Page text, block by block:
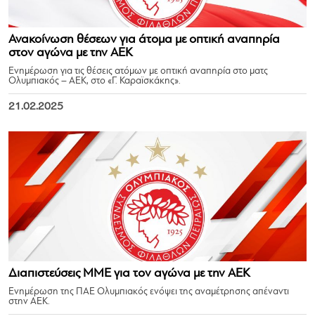
Ανακοίνωση θέσεων για άτομα με οπτική αναπηρία
στον αγώνα με την ΑΕΚ
Ενημέρωση για τις θέσεις ατόμων με οπτική αναπηρία στο ματς
Ολυμπιακός – ΑΕΚ, στο «Γ. Καραϊσκάκης».
21.02.2025
Διαπιστεύσεις ΜΜΕ για τον αγώνα με την ΑΕΚ
Ενημέρωση της ΠΑΕ Ολυμπιακός ενόψει της αναμέτρησης απέναντι
στην ΑΕΚ.